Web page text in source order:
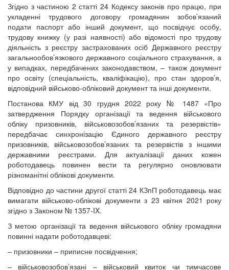
Згідно з частиною 2 статті 24 Кодексу законів про працю, при
укладенні трудового договору громадянин зобов’язаний
подати паспорт або інший документ, що посвідчує особу,
трудову книжку (у разі наявності) або відомості про трудову
діяльність з реєстру застрахованих осіб Державного реєстру
загальнообов’язкового державного соціального страхування, а
у випадках, передбачених законодавством, – також документ
про освіту (спеціальність, кваліфікацію), про стан здоров’я,
відповідний військово-обліковий документ та інші документи.
Постанова КМУ від 30 грудня 2022 року № 1487 «Про
затвердження Порядку організації та ведення військового
обліку призовників, військовозобов’язаних та резервістів»
передбачає синхронізацію Єдиного державного реєстру
призовників, військовозобов’язаних та резервістів з іншими
державними реєстрами. Для актуалізації даних кожен
роботодавець повинен вести та регулярно оновлювати
різноманітні облікові документи.
Відповідно до частини другої статті 24 КЗпП роботодавець має
вимагати військово-облікові документи з 23 квітня 2021 року
згідно з Законом № 1357-IX.
З метою організації та ведення військового обліку громадяни
повинні надати роботодавцеві:
– призовники – приписне посвідчення;
– військовозобов’язані – військовий квиток чи тимчасове